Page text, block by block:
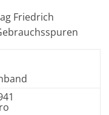
Friedrich